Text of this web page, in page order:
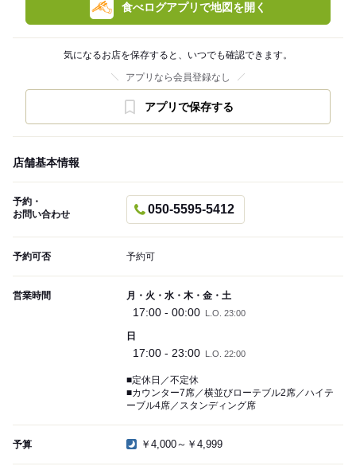
食べログアプリで地図を開く
気になるお店を保存すると、いつでも確認できます。
アプリなら会員登録なし
アプリで保存する
店舗基本情報
予約・
お問い合わせ
050-5595-5412
予約可否 予約可
営業時間 月・火・水・木・金・土
17:00 - 00:00 L.O. 23:00
日
17:00 - 23:00 L.O. 22:00
■定休日／不定休
■カウンター7席／横並びローテブル2席／ハイテ
ーブル4席／スタンディング席
予算 ￥4,000～￥4,999